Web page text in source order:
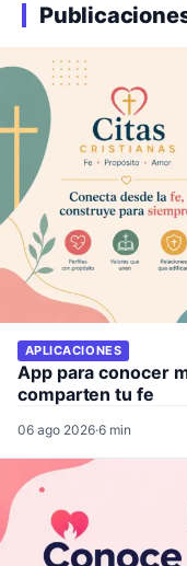
APLICACIONES
App para conocer
comparten tu fe
06 ago 2026·6 min